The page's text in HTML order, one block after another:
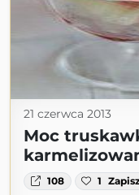
21 czerwca 2013
Moc
108 1